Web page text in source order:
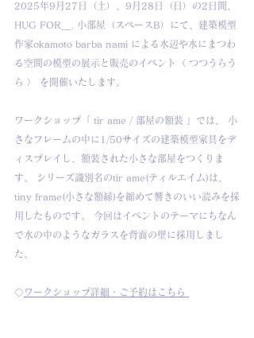
2025年9月27日（土）、9月28日（日）の2日間、
HUG FOR＿. 小部屋（スペースB）にて、建築模型
作家okamoto barba nami による 水辺や水にまつわ
る空間の模型の展示と販売のイベント〈 つつうらう
ら 〉 を開催いたします。
ワークショップ「 tir ame / 部屋の額装 」では、 小
さなフレームの中に1/50サイズの建築模型家具をデ
ィスプレイし、額装された小さな部屋をつくりま
す。 シリーズ識別名のtir ame(ティルエイム)は、
tiny frame(小さな額縁)を縮めて響きのいい読みを採
用したものです。 今回はイベントのテーマにちなん
で水の中のようなガラスを背面の壁に採用しまし
た。
◇ワークショップ詳細・ご予約はこちら